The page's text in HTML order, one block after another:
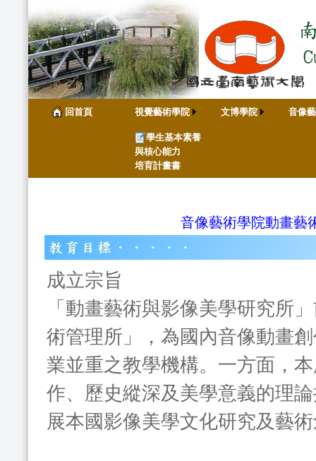
回首頁 視覺藝術學院 文博學院
音像
學生基本素養
與核心能力
培育計畫書
音像藝術學院動畫藝
成立宗旨
「動畫藝術與影像美學研究所
術管理所」，為國內音像動畫
業並重之教學機構。一方面，
作、歷史縱深及美學意義的理
展本國影像美學文化研究及藝